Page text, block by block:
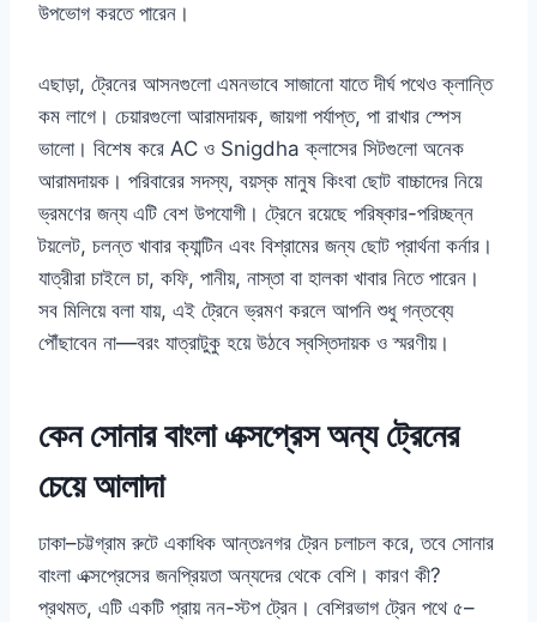
উপভোগ করতে পারেন।
এছাড়া, ট্রেনের আসনগুলো এমনভাবে সাজানো যাতে দীর্ঘ পথেও ক্লান্তি
কম লাগে। চেয়ারগুলো আরামদায়ক, জায়গা পর্যাপ্ত, পা রাখার স্পেস
ভালো। বিশেষ করে AC ও Snigdha ক্লাসের সিটগুলো অনেক
আরামদায়ক। পরিবারের সদস্য, বয়স্ক মানুষ কিংবা ছোট বাচ্চাদের নিয়ে
ভ্রমণের জন্য এটি বেশ উপযোগী। ট্রেনে রয়েছে পরিষ্কার-পরিচ্ছন্ন
টয়লেট, চলন্ত খাবার ক্যান্টিন এবং বিশ্রামের জন্য ছোট প্রার্থনা কর্নার।
যাত্রীরা চাইলে চা, কফি, পানীয়, নাস্তা বা হালকা খাবার নিতে পারেন।
সব মিলিয়ে বলা যায়, এই ট্রেনে ভ্রমণ করলে আপনি শুধু গন্তব্যে
পৌঁছাবেন না—বরং যাত্রাটুকু হয়ে উঠবে স্বস্তিদায়ক ও স্মরণীয়।
কেন সোনার বাংলা এক্সপ্রেস অন্য ট্রেনের
চেয়ে আলাদা
ঢাকা–চট্টগ্রাম রুটে একাধিক আন্তঃনগর ট্রেন চলাচল করে, তবে সোনার
বাংলা এক্সপ্রেসের জনপ্রিয়তা অন্যদের থেকে বেশি। কারণ কী?
প্রথমত, এটি একটি প্রায় নন-স্টপ ট্রেন। বেশিরভাগ ট্রেন পথে ৫–